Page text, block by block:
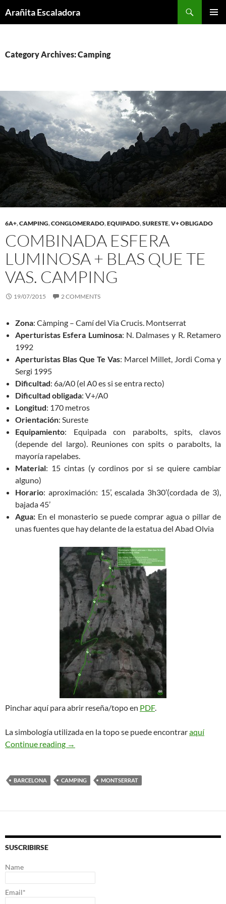
toArañita Escaladora
Category Archives: Camping
6A+,CAMPING,CONGLOMERADO,EQUIPADO,SURESTE,V+ OBLIGADO
COMBINADA ESFERA
LUMINOSA + BLAS QUE TE
VAS. CAMPING
19/07/2015 2 COMMENTS
Zona: Càmping – Camí del Via Crucis. Montserrat
Aperturistas Esfera Luminosa: N. Dalmases y R. Retamero
1992
Aperturistas Blas Que Te Vas: Marcel Millet, Jordi Coma y
Sergi 1995
Dificultad: 6a/A0 (el A0 es si se entra recto)
Dificultad obligada: V+/A0
Longitud: 170 metros
Orientación: Sureste
Equipamiento: Equipada con parabolts, spits, clavos
(depende del largo). Reuniones con spits o parabolts, la
mayoría rapelabes.
Material: 15 cintas (y cordinos por si se quiere cambiar
alguno)
Horario: aproximación: 15’, escalada 3h30’(cordada de 3),
bajada 45’
Agua: En el monasterio se puede comprar agua o pillar de
unas fuentes que hay delante de la estatua del Abad Olvia
Pinchar aquí para abrir reseña/topo en PDF.
La simbología utilizada en la topo se puede encontraraquí
Continue reading
Combinada Esfera Luminosa + Blas Que Te
→
BARCELONA CAMPING MONTSERRAT
SUSCRIBIRSE
Name
Email*